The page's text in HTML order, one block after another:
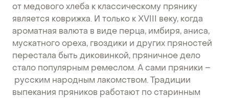
от медового хлеба к классическому прянику
является коврижка. И только к XVIII веку, когда
ароматная валюта в виде перца, имбиря, аниса,
мускатного ореха, гвоздики и других пряностей
перестала быть диковинкой, пряничное дело
стало популярным ремеслом. А сами пряники –
русским народным лакомством. Традиции
выпекания пряников работают по старинным